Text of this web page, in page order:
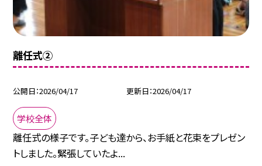
離任式②
公開日 2026/04/17 更新日 2026/04/17
学校全体
離任式の様子です。子ども達から、お手紙と花束をプレゼン
トしました。緊張していたよ...